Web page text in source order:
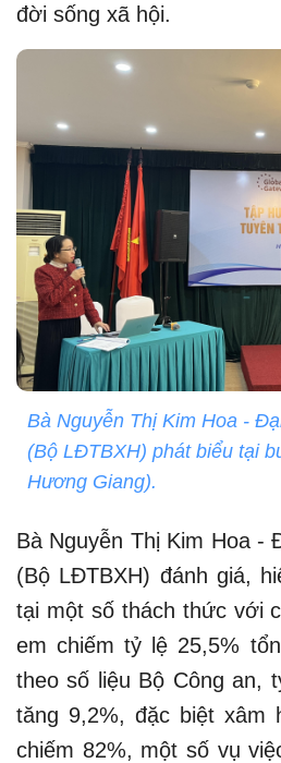
đời sống xã hội.
Bà Nguyễn Thị Kim Hoa -
(Bộ LĐTBXH) phát biểu tại
Hương Giang).
Bà Nguyễn Thị Kim Hoa -
(Bộ LĐTBXH) đánh giá,
tại một số thách thức với
em chiếm tỷ lệ 25,5%
theo số liệu Bộ Công an,
tăng 9,2%, đặc biệt xâm
chiếm 82%, một số vụ